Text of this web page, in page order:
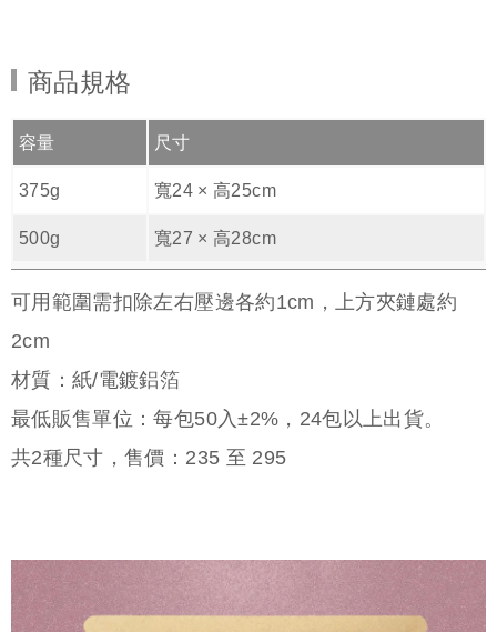
商品規格
容量 尺寸
375g 寬24 × 高25cm
500g 寬27 × 高28cm
可用範圍需扣除左右壓邊各約1cm，上方夾鏈處約
2cm
材質：紙/電鍍鋁箔
最低販售單位：每包50入±2%，24包以上出貨。
共2種尺寸，售價： 235 至 295